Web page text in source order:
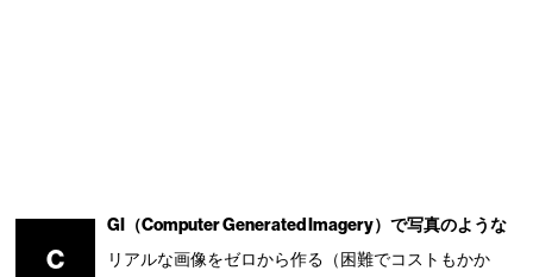
C
GI（Computer Generated Imagery）で写真のような
リアルな画像をゼロから作る（困難でコストもかか